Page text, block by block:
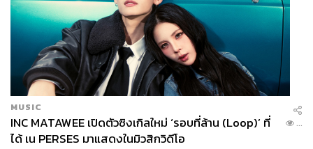
MUSIC
INC MATAWEE เปิดตัวซิงเกิลใหม่ ‘รอบที่ล้าน (Loop)’ ที่
ได้ เน PERSES มาแสดงในมิวสิกวิดีโอ
...